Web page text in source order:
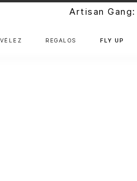
Artisan
REGALOS FLY UP